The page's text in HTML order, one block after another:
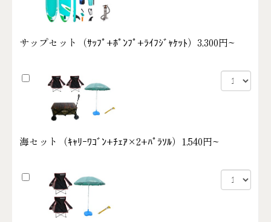
サップセット（ｻｯﾌﾟ+ﾎﾟﾝﾌﾟ+ﾗｲﾌｼﾞｬｹｯﾄ） 3,300円~
海セット（ｷｬﾘｰﾜｺﾞﾝ+ﾁｪｱ×2+ﾊﾟﾗｿﾙ） 1,540円~